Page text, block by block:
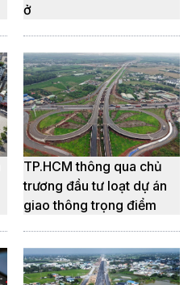
ở
TP.HCM thông qua chủ
trương đầu tư loạt dự án
giao thông trọng điểm